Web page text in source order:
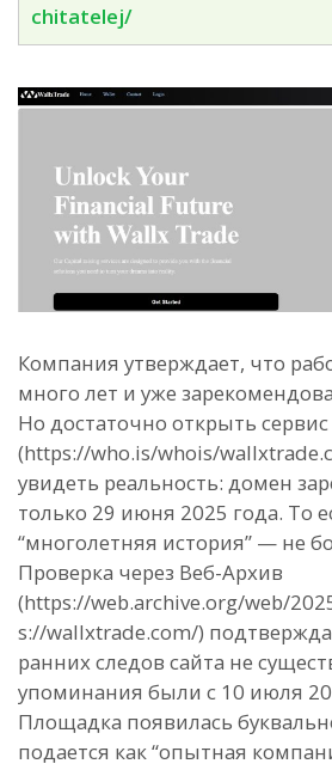
chitatelej/
Компания утверждает, что
много лет и уже
Но достаточно открыть
(https://who.is/whois/
увидеть реальность: домен
только 29 июня 2025 года. То
“многолетняя история” — не
Проверка через Веб-Архив
(https://web.archive.org/web/
s://wallxtrade.com/)
ранних следов сайта не
упоминания были с 10 июля
Площадка появилась
подается как “опытная